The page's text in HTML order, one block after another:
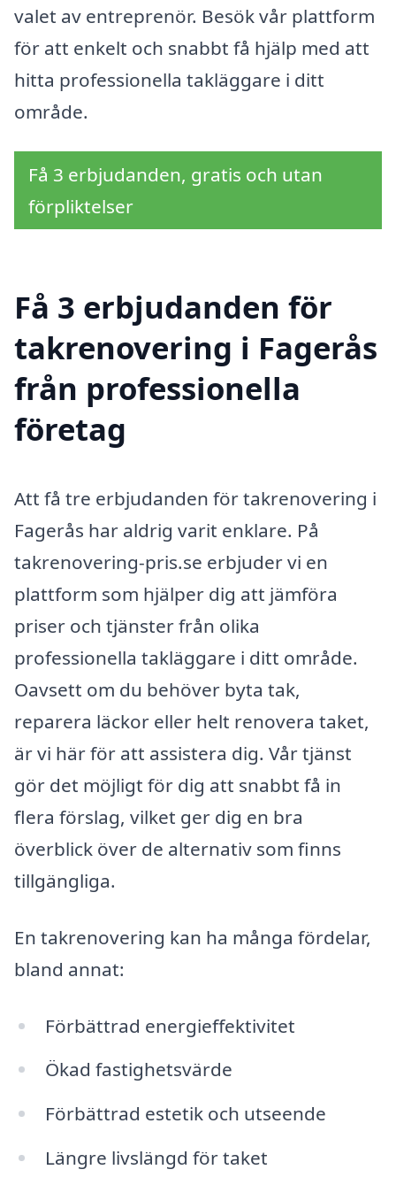
valet av entreprenör. Besök vår plattform
för att enkelt och snabbt få hjälp med att
hitta professionella takläggare i ditt
område.
Få 3 erbjudanden, gratis och utan
förpliktelser
Få 3 erbjudanden för
takrenovering i Fagerås
från professionella
företag
Att få tre erbjudanden för takrenovering i
Fagerås har aldrig varit enklare. På
takrenovering-pris.se erbjuder vi en
plattform som hjälper dig att jämföra
priser och tjänster från olika
professionella takläggare i ditt område.
Oavsett om du behöver byta tak,
reparera läckor eller helt renovera taket,
är vi här för att assistera dig. Vår tjänst
gör det möjligt för dig att snabbt få in
flera förslag, vilket ger dig en bra
överblick över de alternativ som finns
tillgängliga.
En takrenovering kan ha många fördelar,
bland annat:
Förbättrad energieffektivitet
Ökad fastighetsvärde
Förbättrad estetik och utseende
Längre livslängd för taket